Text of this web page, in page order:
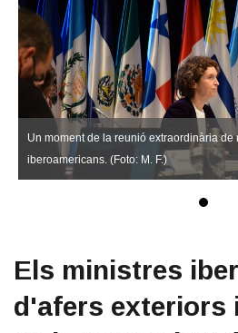
Un moment de la reunió extraordinària de
iberoamericans. (Foto: M. F.)
Els ministres
d'afers exteriors